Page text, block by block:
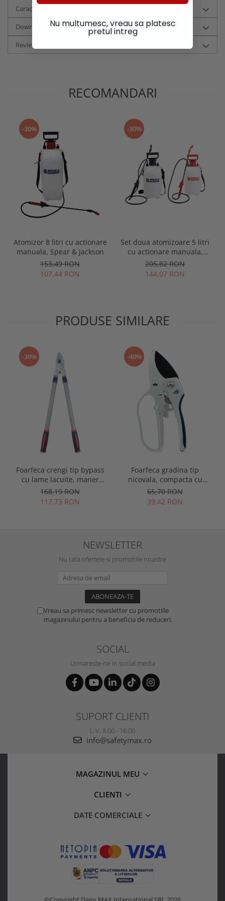
Caracteristici
Download (1)
Review-uri
RECOMANDARI
-30%
Atomizor 8 litri cu actionare
manuala, Spear & Jackson
153,49 RON
107,44 RON
-30%
Set doua atomizoare 5 litri
cu actionare manuala,
Spear & Jackson
205,82 RON
144,07 RON
PRODUSE SIMILARE
-30%
Foarfeca crengi tip bypass
cu lame lacuite, maner
telescopic, Spear & Jackson
Razorsharp Steel
168,19 RON
117,73 RON
-40%
Foarfeca gradina tip
nicovala, compacta cu
clichet, lama otel SK5 cu
teflon, Spear & Jackson
65,70 RON
39,42 RON
NEWSLETTER
Nu rata ofertele si promotiile noastre
Vreau sa primesc newsletter cu promotiile
magazinului pentru a beneficia de reduceri.
SOCIAL
Urmareste-ne in social media
SUPORT CLIENTI
L-V, 8:00 - 16:00
info@safetymax.ro
MAGAZINUL MEU
CLIENTI
DATE COMERCIALE
Nu multumesc, vreau sa platesc
pretul intreg